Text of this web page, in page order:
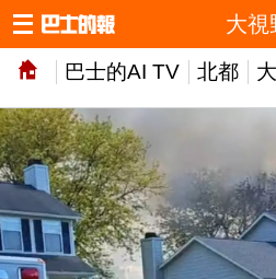
巴士的AI TV 北都
大視